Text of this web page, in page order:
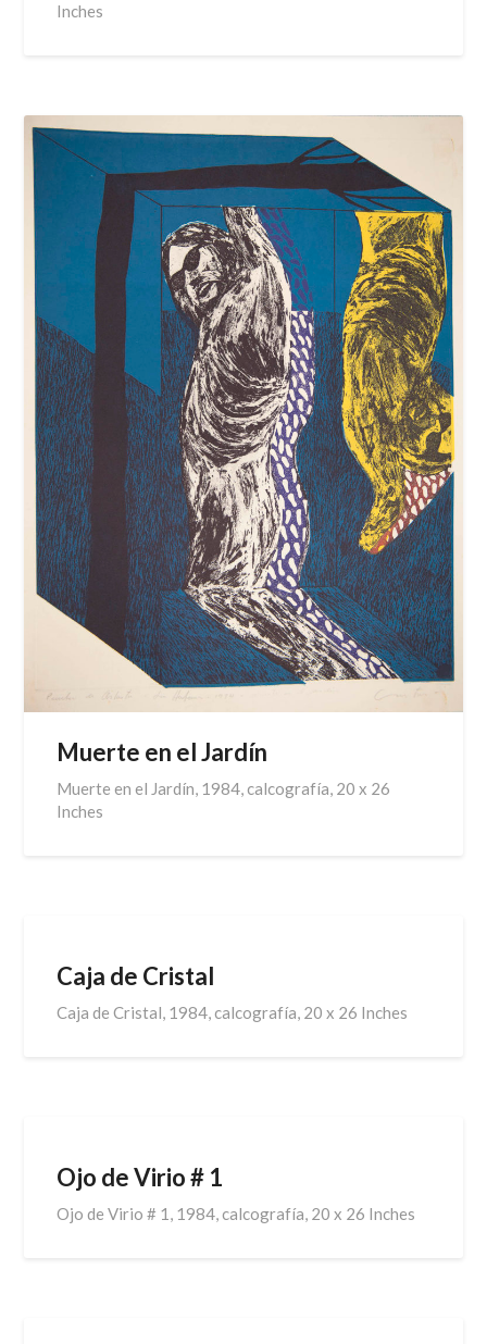
Inches
Muerte en el Jardín
Muerte en el Jardín, 1984, calcografía, 20 x 26
Inches
Caja de Cristal
Caja de Cristal, 1984, calcografía, 20 x 26 Inches
Ojo de Virio # 1
Ojo de Virio # 1, 1984, calcografía, 20 x 26 Inches